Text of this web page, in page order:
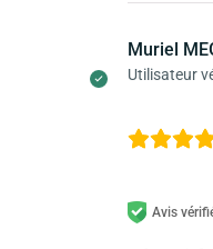
Muriel
Utilisateur
Avis